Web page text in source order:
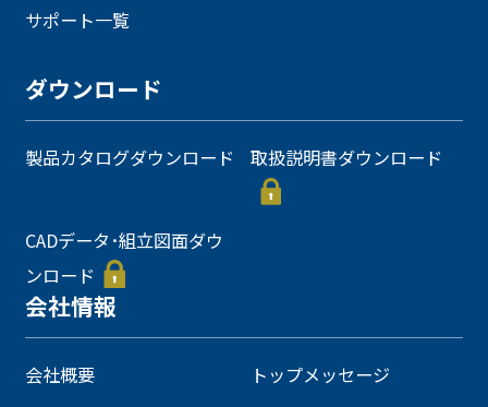
サポート一覧
ダウンロード
製品カタログダウンロード 取扱説明書ダウンロード
CADデータ･組立図面ダウ
ンロード
会社情報
会社概要
トップメッセージ